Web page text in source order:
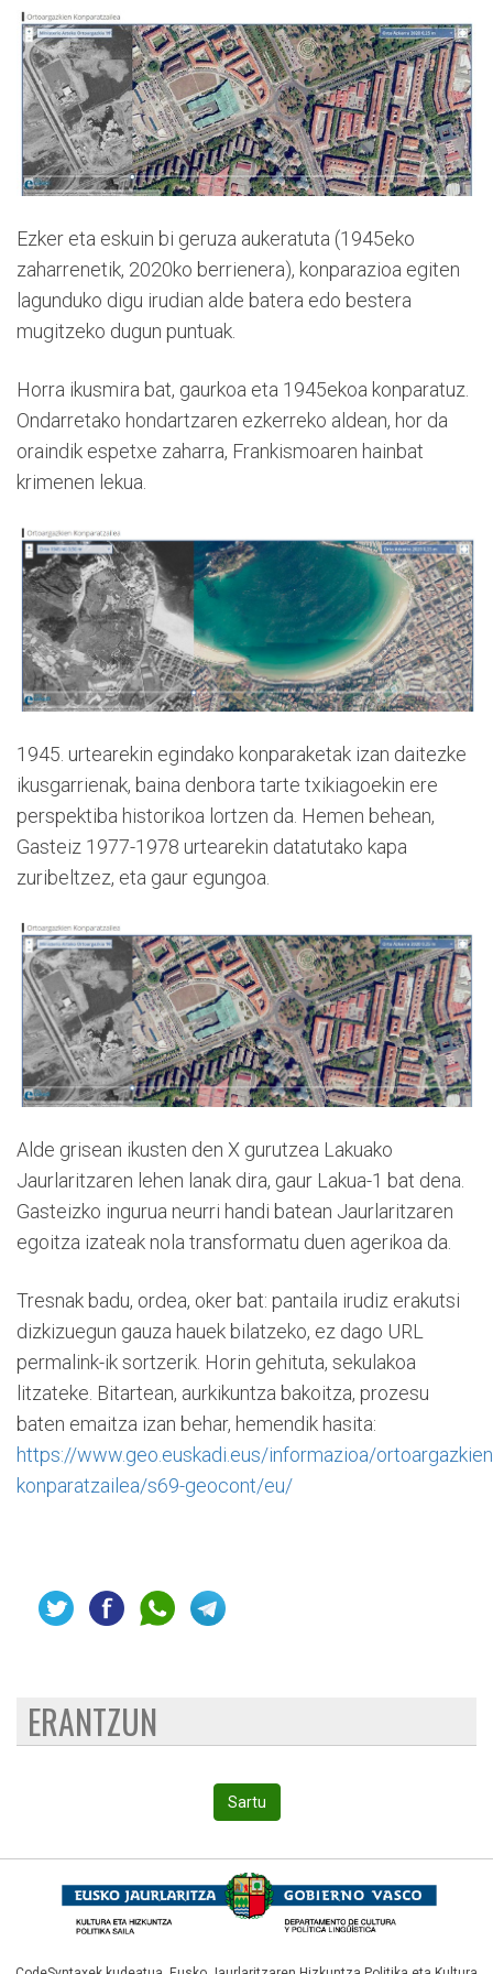
Ezker eta eskuin bi geruza aukeratuta (1945eko
zaharrenetik, 2020ko berrienera), konparazioa egiten
lagunduko digu irudian alde batera edo bestera
mugitzeko dugun puntuak.
Horra ikusmira bat, gaurkoa eta 1945ekoa konparatuz.
Ondarretako hondartzaren ezkerreko aldean, hor da
oraindik espetxe zaharra, Frankismoaren hainbat
krimenen lekua.
1945. urtearekin egindako konparaketak izan daitezke
ikusgarrienak, baina denbora tarte txikiagoekin ere
perspektiba historikoa lortzen da. Hemen behean,
Gasteiz 1977-1978 urtearekin datatutako kapa
zuribeltzez, eta gaur egungoa.
Alde grisean ikusten den X gurutzea Lakuako
Jaurlaritzaren lehen lanak dira, gaur Lakua-1 bat dena.
Gasteizko ingurua neurri handi batean Jaurlaritzaren
egoitza izateak nola transformatu duen agerikoa da.
Tresnak badu, ordea, oker bat: pantaila irudiz erakutsi
dizkizuegun gauza hauek bilatzeko, ez dago URL
permalink-ik sortzerik. Horin gehituta, sekulakoa
litzateke. Bitartean, aurkikuntza bakoitza, prozesu
baten emaitza izan behar, hemendik hasita:
https://www.geo.euskadi.eus/informazioa/
konparatzailea/s69-geocont/eu/
ERANTZUN
Sartu